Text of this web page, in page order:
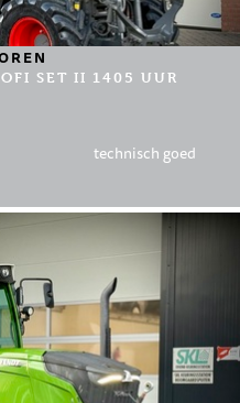
SET II 1405 UUR
technisch goed